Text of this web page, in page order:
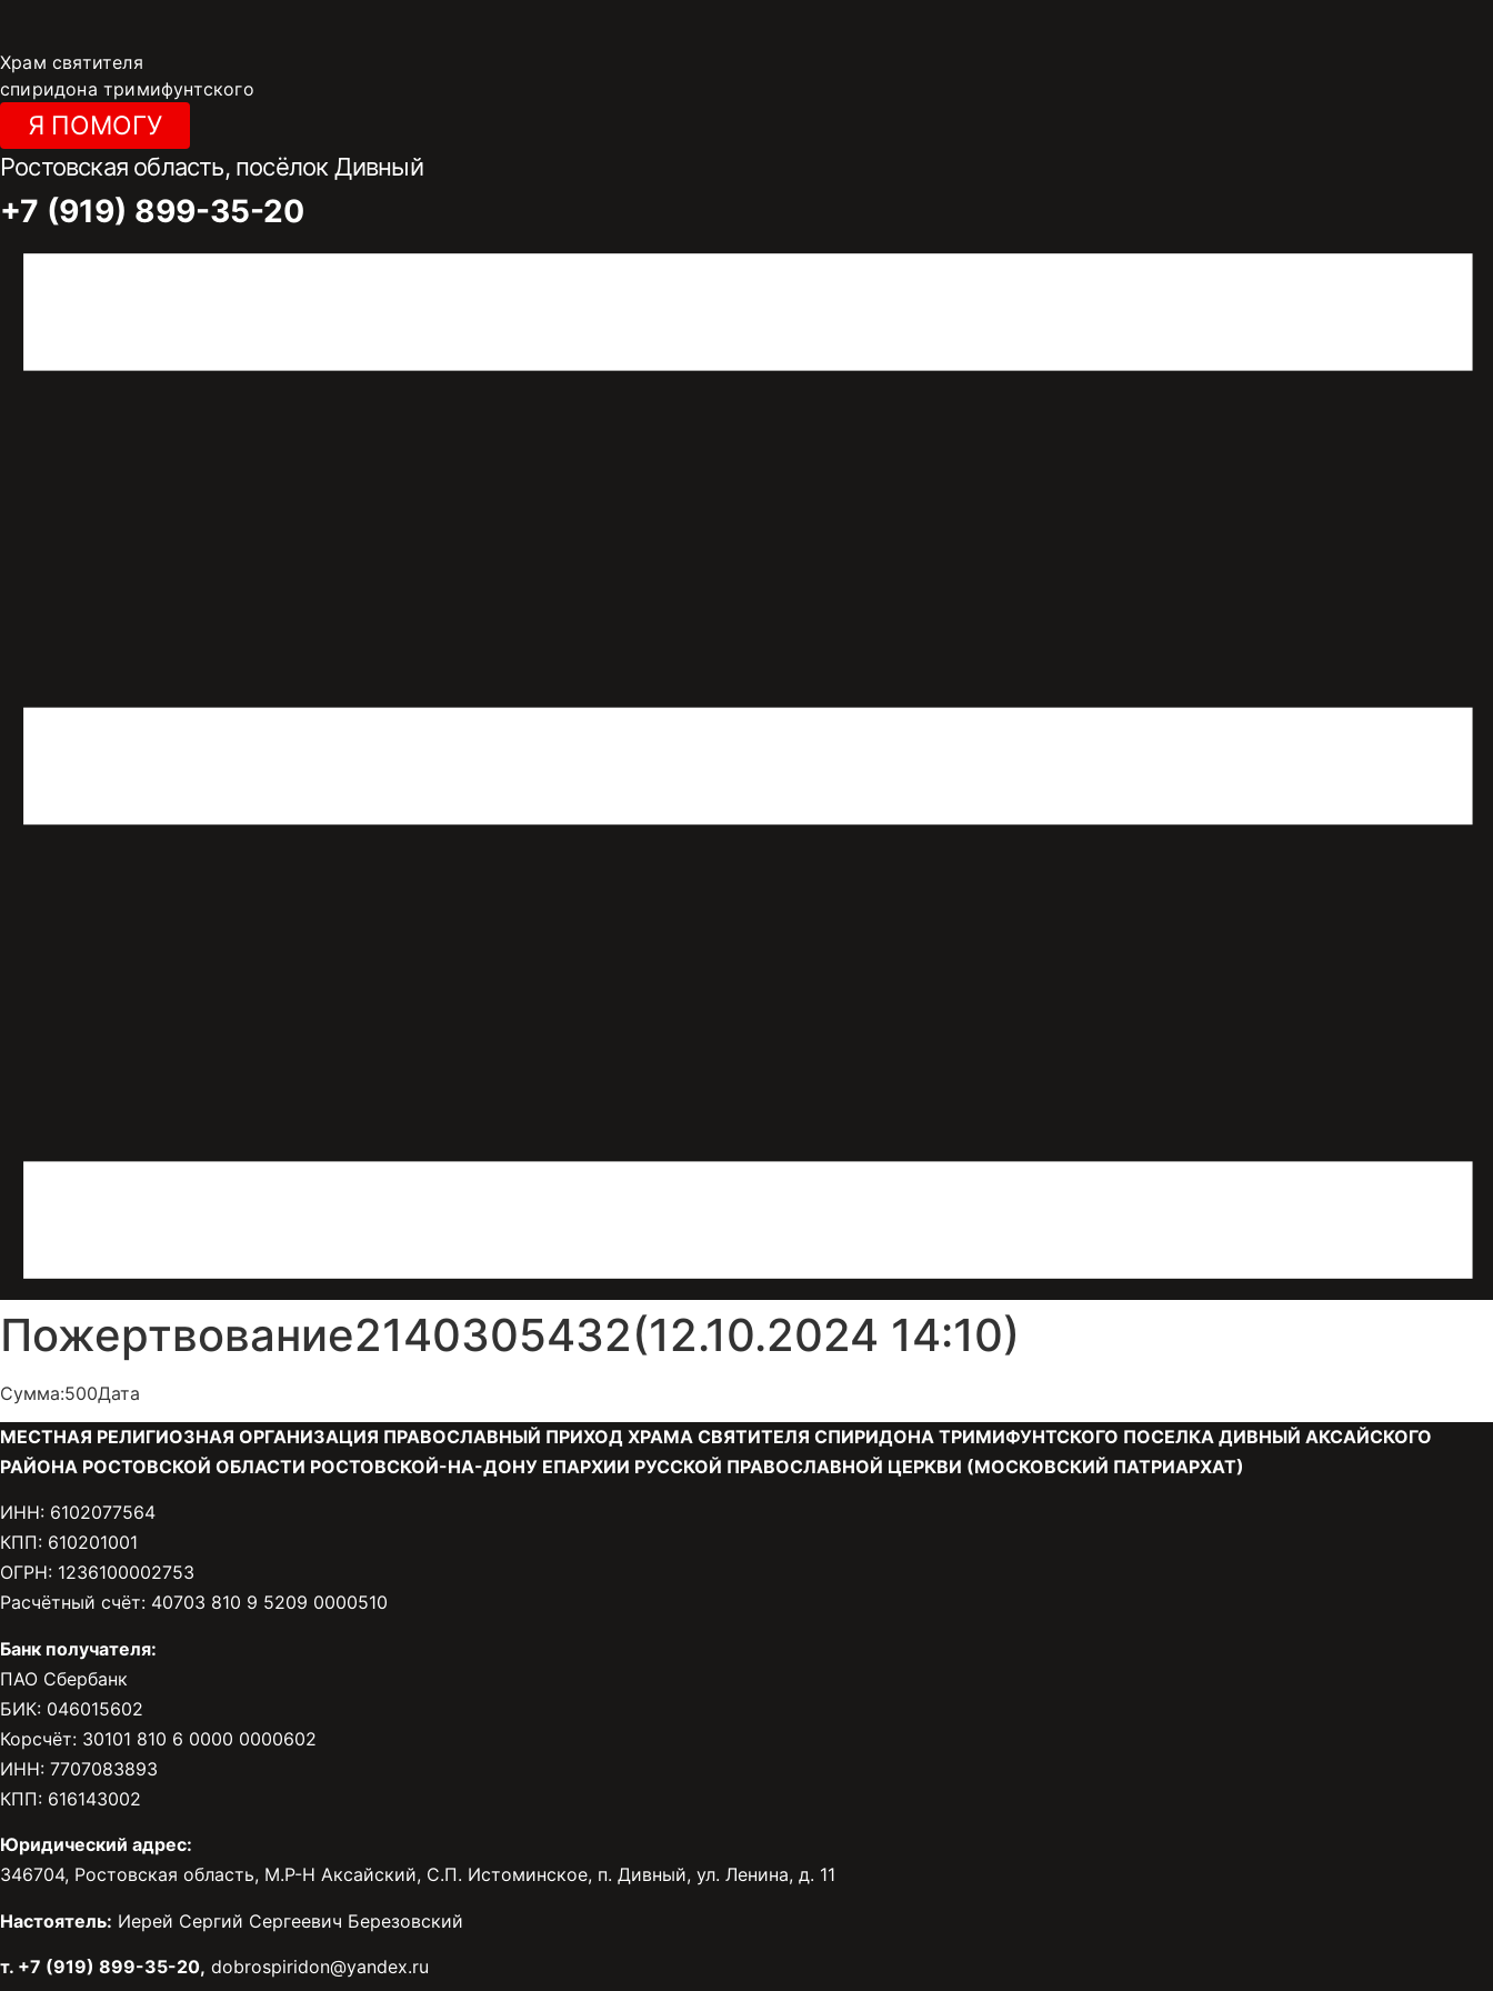
содержимому
Храм святителя
спиридона тримифунтского
Я ПОМОГУ
Ростовская область, посёлок Дивный
+7 (919) 899-35-20
Пожертвование2140305432(12.10.2024 14:10)
Сумма:500Дата
МЕСТНАЯ РЕЛИГИОЗНАЯ ОРГАНИЗАЦИЯ ПРАВОСЛАВНЫЙ ПРИХОД ХРАМА СВЯТИТЕЛЯ СПИРИДОНА ТРИМИФУНТСКОГО ПОСЕЛКА ДИВНЫЙ АКСАЙСКОГО
РАЙОНА РОСТОВСКОЙ ОБЛАСТИ РОСТОВСКОЙ-НА-ДОНУ ЕПАРХИИ РУССКОЙ ПРАВОСЛАВНОЙ ЦЕРКВИ (МОСКОВСКИЙ ПАТРИАРХАТ)
ИНН: 6102077564
КПП: 610201001
ОГРН: 1236100002753
Расчётный счёт: 40703 810 9 5209 0000510
Банк получателя:
ПАО Сбербанк
БИК: 046015602
Корсчёт: 30101 810 6 0000 0000602
ИНН: 7707083893
КПП: 616143002
Юридический адрес:
346704, Ростовская область, М.Р-Н Аксайский, С.П. Истоминское, п. Дивный, ул. Ленина, д. 11
Настоятель: Иерей Сергий Сергеевич Березовский
т. +7 (919) 899-35-20, dobrospiridon@yandex.ru